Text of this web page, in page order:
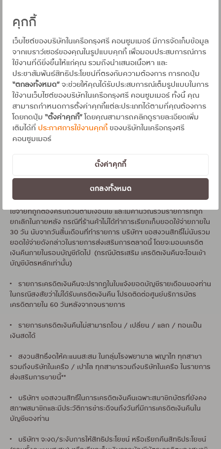
คุกกี้
เว็บไซต์ของบริษัทในเครือกรุงศรี คอนซูมเมอร์ มีการจัดเก็บข้อมูล
จากเบราว์เซอร์ของคุณในรูปแบบคุกกี้ เพื่อมอบประสบการณ์การ
ใช้งานที่ดียิ่งขึ้นให้แก่คุณ รวมถึงนำเสนอเนื้อหา และ
ประชาสัมพันธ์สิทธิประโยชน์ที่ตรงกับความต้องการ การกดปุ่ม
“ตกลงทั้งหมด”จะช่วยให้คุณได้รับประสบการณ์เต็มรูปแบบในการ
ใช้งานเว็บไซต์ของบริษัทในเครือกรุงศรี คอนซูมเมอร์ ทั้งนี้ คุณ
สามารถกำหนดการตั้งค่าคุกกี้แต่ละประเภทได้ตามที่คุณต้องการ
โดยกดปุ่ม “ตั้งค่าคุกกี้”โดยคุณสามารถคลิกดูรายละเอียดเพิ่ม
เติมได้ที่ ประกาศการใช้งานคุกกี้ ของบริษัทในเครือกรุงศรี
คอนซูมเมอร์
ตั้งค่าคุกกี้
ตกลงทั้งหมด
• รับเครดิตเงินคืนสูงสุดไม่เกิน 20,000 บาท/บัญชีบัตรหลัก ตลอด
รายการ
• สิทธิพิเศษสำหรับสมาชิกบัตรฯ ที่ลงทะเบียนเพื่อรับสิทธิ์และได้
ข้อความตอบกลับภายในวันที่ทำรายการแบ่งจ่าย รายการส่งเสริมการ
ขายนี้ไม่ร่วมโปรโมชั่นหรือรายการส่งเสริมการขายอื่นๆ ในรอบและเวลา
เดียวกัน
• รายการส่งเสริมการขายนี้ไม่ร่วมรายการแบ่งจ่ายผ่านช่องทาง
ออนไลน์ หรือ PAYMENT GATEWAY ทุกช่องทางงดร่วมรายการลง
ทะเบียน HOS ทุกกรณี เช่น HDMALL, ADVANCED MPAY, 2C2P,
OMIZE, KSHER PAYMENT, PRANINTECH, XENDIT TECH และอื่นๆ
• บริษัทฯ จะเครดิตเงินคืนในรอบบัญชีถัดไปนับจากวันที่ทำรายการ
(กรณีบัตรเสริม เครดิตเงินคืนจะโอนเข้าบัญชีบัตรหลักเท่านั้น)
• บริษัทฯ จะคำนวณเครดิตเงินคืนหลังจากร้านค้าทำการเรียกเก็บยอด
ใช้จ่ายที่ถูกต้องครบถ้วนตามเงื่อนไข และไม่คำนวณรวมรายการที่ถูก
ยกเลิกในภายหลัง กรณีที่ร้านค้าไม่ได้ทำการเรียกเก็บยอดใช้จ่ายภายใน
30 วัน นับจากวันสิ้นเดือนที่ทำรายการ บริษัทฯ ขอสงวนสิทธิ์ไม่นับรวม
ยอดใช้จ่ายดังกล่าวในรายการส่งเสริมการตลาดนี้ โดยจะมอบเครดิต
เงินคืนภายในรอบบัญชีถัดไป (กรณีบัตรเสริม เครดิตเงินคืนจะโอนเข้า
บัญชีบัตรหลักเท่านั้น)
• รายการเครดิตเงินคืนจะปรากฏในใบแจ้งยอดบัญชีรายเดือนของท่าน
ในกรณีสงสัยว่าไม่ได้รับเครดิตเงินคืน โปรดติดต่อศูนย์บริการบัตร
เครดิตภายใน 60 วันหลังจากจบรายการ
• รายการเครดิตเงินคืนไม่สามารถโอน / เปลี่ยน / แลก / ทอนเป็น
เงินสดได้
• สงวนสิทธิ์งดให้คะแนนสะสม ในกลุ่มโรงพยาบาล พญาไท ทุกสาขา
รวมถึงบริษัทในเครือ / เปาโล ทุกสาขารวมถึงบริษัทในเครือ ในรายการ
ส่งเสริมการขายนี้**
• บริษัทฯ ขอสงวนสิทธิ์ในการเครดิตเงินคืนเฉพาะสมาชิกบัตรที่ยังคง
สภาพสมาชิกและมีประวัติการชำระดีจนถึงวันที่มีการเครดิตเงินคืนใน
บัญชีของท่าน
• บริษัทฯ จะงด/ระงับการให้สิทธิประโยชน์ หรือเรียกคืนสิทธิประโยชน์